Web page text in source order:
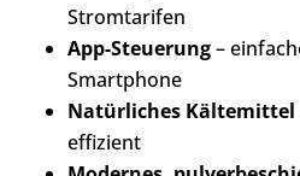
Stromtarifen
App-Steuerung–
Smartphone
Natürliches Kältemittel
effizient